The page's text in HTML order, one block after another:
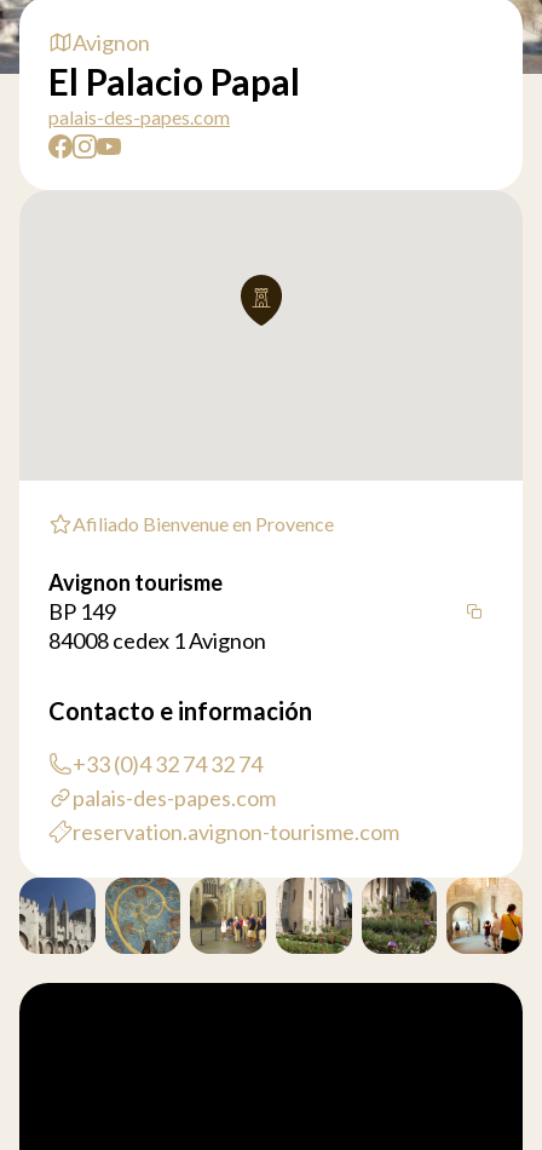
Avignon
El Palacio Papal
palais-des-papes.com
Afiliado Bienvenue en Provence
Avignon tourisme
BP 149
84008 cedex 1 Avignon
Contacto e información
+33 (0)4 32 74 32 74
palais-des-papes.com
reservation.avignon-tourisme.com